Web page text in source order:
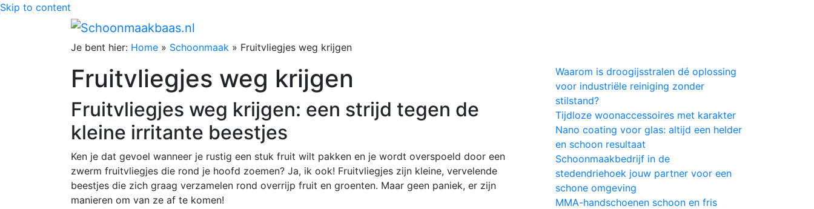
Skip to content
Je bent hier: Home » Schoonmaak » Fruitvliegjes weg krijgen
Fruitvliegjes weg krijgen
Fruitvliegjes weg krijgen: een strijd tegen de
kleine irritante beestjes
Ken je dat gevoel wanneer je rustig een stuk fruit wilt pakken en je wordt overspoeld door een
zwerm fruitvliegjes die rond je hoofd zoemen? Ja, ik ook! Fruitvliegjes zijn kleine, vervelende
beestjes die zich graag verzamelen rond overrijp fruit en groenten. Maar geen paniek, er zijn
manieren om van ze af te komen!
Waarom is droogijsstralen dé oplossing
voor industriële reiniging zonder
stilstand?
Tijdloze woonaccessoires met karakter
Nano coating voor glas: altijd een helder
en schoon resultaat
Schoonmaakbedrijf in de
stedendriehoek jouw partner voor een
schone omgeving
MMA-handschoenen schoon en fris